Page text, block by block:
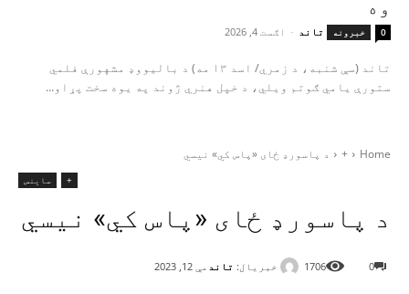
وه
خبرونه تاند - اګست 4, 2026 0
تاند (سې شنبه، د زمري/ اسد ۱۳ مه) د بالیووډ مشهورې فلمي
ستورې یامي ګوتم ویلي، د خپل هنري ژوند په یوه سخت پړاو...